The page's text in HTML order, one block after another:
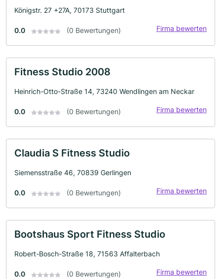
Königstr. 27 +27A, 70173 Stuttgart
0.0 (0 Bewertungen) Firma bewerten
Fitness Studio 2008
Heinrich-Otto-Straße 14, 73240 Wendlingen am Neckar
0.0 (0 Bewertungen) Firma bewerten
Claudia S Fitness Studio
Siemensstraße 46, 70839 Gerlingen
0.0 (0 Bewertungen) Firma bewerten
Bootshaus Sport Fitness Studio
Robert-Bosch-Straße 18, 71563 Affalterbach
0.0 (0 Bewertungen) Firma bewerten